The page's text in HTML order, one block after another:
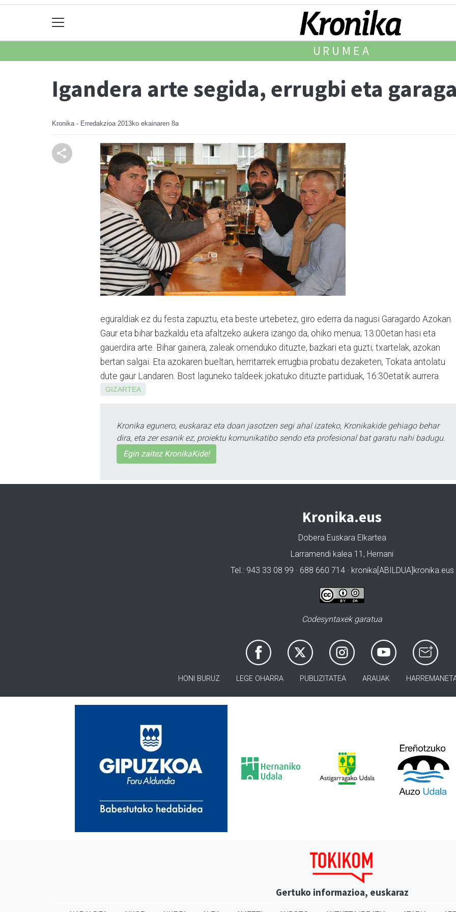
URUMEA
Igandera arte segida, errugbi eta
Kronika - Erredakzioa 2013ko ekainaren 8a
eguraldiak ez du festa zapuztu, eta beste urtebetez, giro ederra da nagusi Garagardo Azokan.
Gaur eta bihar bazkaldu eta afaltzeko aukera izango da, ohiko menua; 13:00etan hasi eta
gauerdira arte. Bihar gainera, zaleak omenduko dituzte, bazkari eta guzti; txartelak, azokan
bertan salgai. Eta azokaren bueltan, herritarrek errugbia probatu dezaketen, Tokata antolatu
dute gaur Landaren. Bost laguneko taldeek jokatuko dituzte partiduak, 16:30etatik aurrera.
GIZARTEA
Kronika egunero, euskaraz eta doan jasotzen segi ahal izateko, Kronikakide gehiago behar
dira, eta zer esanik ez, proiektu komunikatibo sendo eta profesional bat garatu nahi badugu.
Egin zaitez KronikaKide!
Kronika.eus
Dobera Euskara Elkartea
Larramendi kalea 11, Hernani
Tel.: 943 33 08 99 · 688 660 714 · kronika[ABILDUA]kronika.eus
Codesyntaxek garatua
HONI BURUZ LEGE OHARRA PUBLIZITATEA ARAUAK
Gertuko informazioa, euskaraz